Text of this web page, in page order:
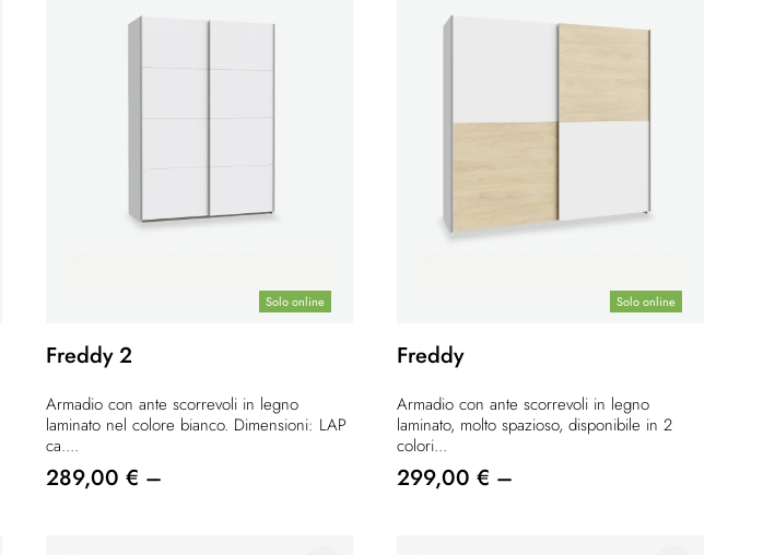
Solo online
Freddy 2
Armadio con ante scorrevoli in legno
laminato nel colore bianco. Dimensioni: LAP
ca....
289,00 € –
Solo online
Freddy
Armadio con ante scorrevoli in legno
laminato, molto spazioso, disponibile in 2
colori...
299,00 € –